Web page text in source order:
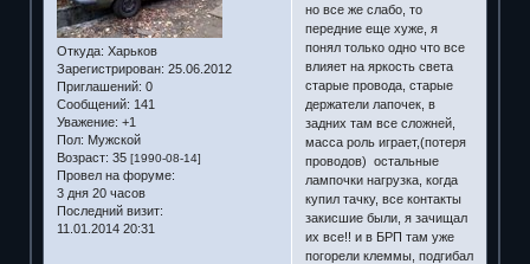
Откуда: Харьков
Зарегистрирован: 25.06.2012
Приглашений: 0
Сообщений: 141
Уважение: +1
Пол: Мужской
Возраст: 35 [1990-08-14]
Провел на форуме:
3 дня 20 часов
Последний визит:
11.01.2014 20:31
но все же слабо, то
передние еще хуже, я
понял только одно что все
влияет на яркость света
старые провода, старые
держатели лапочек, в
задних там все сложней,
масса роль играет,(потеря
проводов) остальные
лампочки нагрузка, когда
купил тачку, все контакты
закисшие были, я зачищал
их все!! и в БРП там уже
погорели клеммы, подгибал